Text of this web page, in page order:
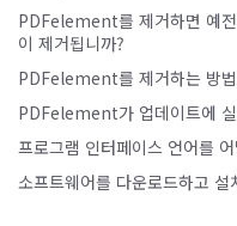
PDFelement를 제거하면 예
이 제거됩니까?
PDFelement를 제거하는 방
PDFelement가 업데이트에
프로그램 인터페이스 언어를
소프트웨어를 다운로드하고 설